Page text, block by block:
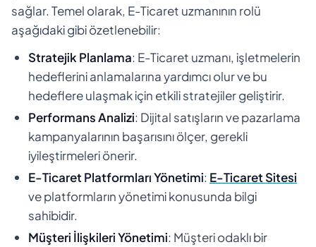
sağlar. Temel olarak, E-Ticaret uzmanının rolü
aşağıdaki gibi özetlenebilir:
Stratejik Planlama: E-Ticaret uzmanı, işletmelerin
hedeflerini anlamalarına yardımcı olur ve bu
hedeflere ulaşmak için etkili stratejiler geliştirir.
Performans Analizi: Dijital satışların ve pazarlama
kampanyalarının başarısını ölçer, gerekli
iyileştirmeleri önerir.
E-Ticaret Platformları Yönetimi: E-Ticaret Sitesi
ve platformların yönetimi konusunda bilgi
sahibidir.
Müşteri İlişkileri Yönetimi: Müşteri odaklı bir